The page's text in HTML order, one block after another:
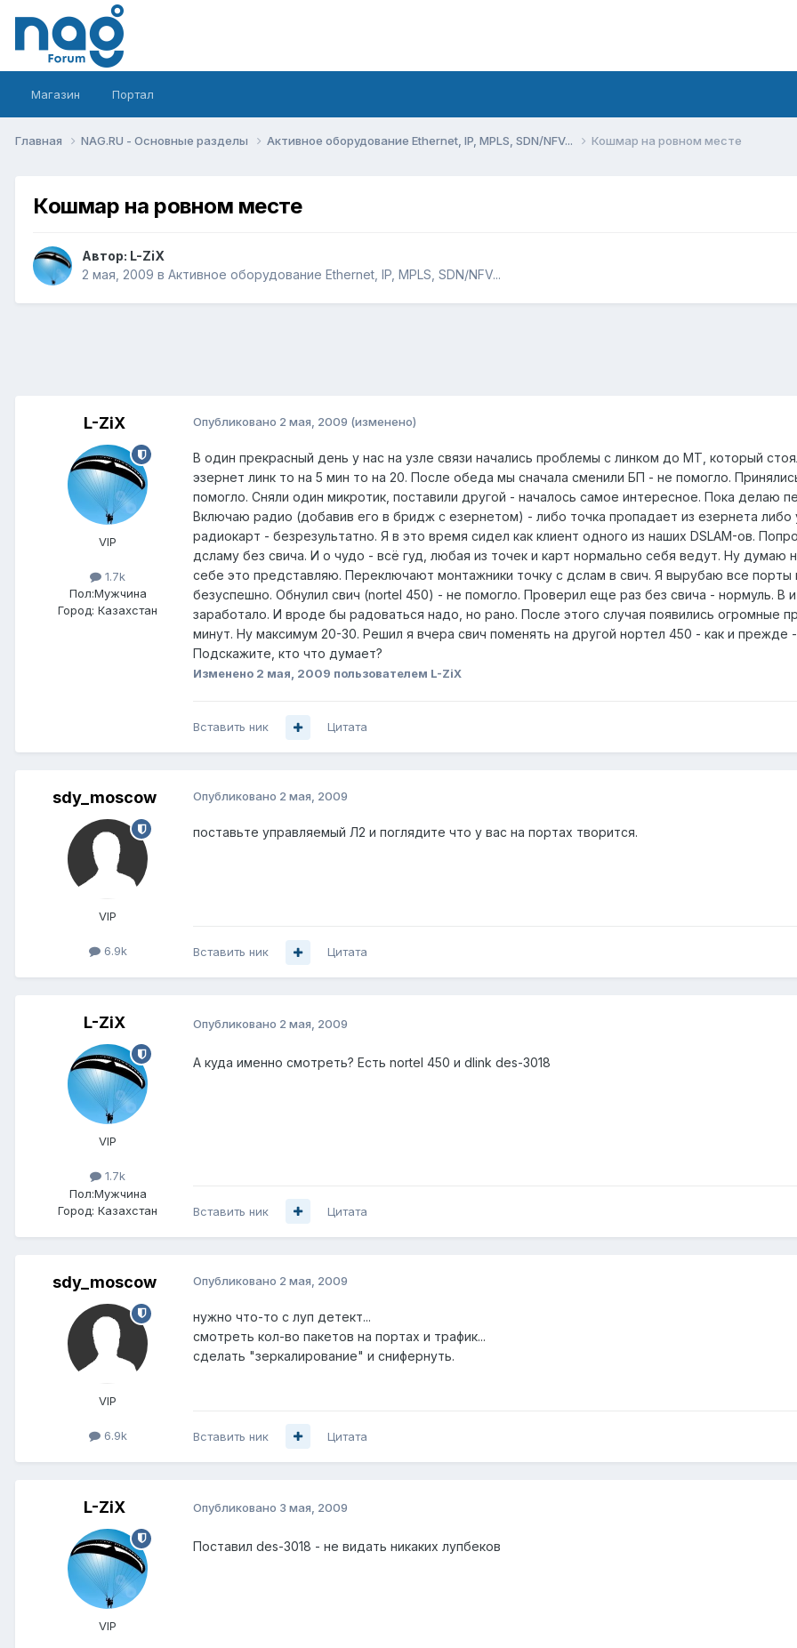
Магазин Портал
Главная NAG.RU - Основные разделы Активное оборудование Ethernet, IP, MPLS, SDN/NFV... Кошмар на ровном месте
Кошмар на ровном месте
Автор: L-ZiX
2 мая, 2009 в Активное оборудование Ethernet, IP, MPLS, SDN/NFV...
L-ZiX
VIP
1.7k
Пол:Мужчина
Город: Казахстан
Опубликовано 2 мая, 2009 (изменено)
В один прекрасный день у нас на узле связи начались проблемы с линком до МТ, который
эзернет линк то на 5 мин то на 20. После обеда мы сначала сменили БП - не помогло.
помогло. Сняли один микротик, поставили другой - началось самое интересное. Пока делаю
Включаю радио (добавив его в бридж с езернетом) - либо точка пропадает из езернета
радиокарт - безрезультатно. Я в это время сидел как клиент одного из наших DSLAM-ов.
дсламу без свича. И о чудо - всё гуд, любая из точек и карт нормально себя ведут. Ну думаю
себе это представляю. Переключают монтажники точку с дслам в свич. Я вырубаю все
безуспешно. Обнулил свич (nortel 450) - не помогло. Проверил еще раз без свича - нормуль. В
заработало. И вроде бы радоваться надо, но рано. После этого случая появились огромные
минут. Ну максимум 20-30. Решил я вчера свич поменять на другой нортел 450 - как и прежде
Подскажите, кто что думает?
Изменено 2 мая, 2009 пользователем L-ZiX
Вставить ник Цитата
sdy_moscow
VIP
6.9k
Опубликовано 2 мая, 2009
поставьте управляемый Л2 и поглядите что у вас на портах творится.
Вставить ник Цитата
L-ZiX
VIP
1.7k
Пол:Мужчина
Город: Казахстан
Опубликовано 2 мая, 2009
А куда именно смотреть? Есть nortel 450 и dlink des-3018
Вставить ник Цитата
sdy_moscow
VIP
6.9k
Опубликовано 2 мая, 2009
нужно что-то с луп детект...
смотреть кол-во пакетов на портах и трафик...
сделать "зеркалирование" и снифернуть.
Вставить ник Цитата
L-ZiX
VIP
Опубликовано 3 мая, 2009
Поставил des-3018 - не видать никаких лупбеков